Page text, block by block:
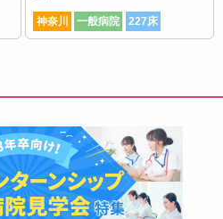
神奈川 一般病院 227床